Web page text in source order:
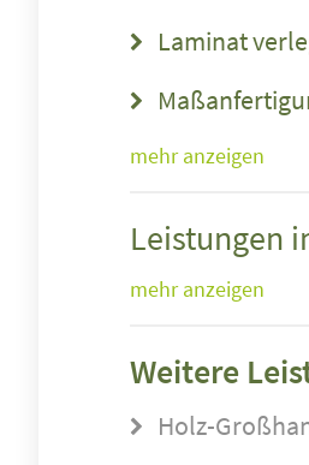
Laminat
mehr anzeigen
Leistungen
mehr anzeigen
Weitere
Holz-